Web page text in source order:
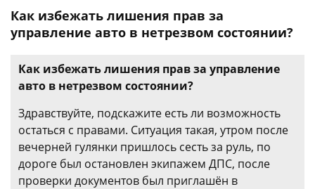
Как избежать лишения прав за
управление авто в нетрезвом состоянии?
Как избежать лишения прав за управление
авто в нетрезвом состоянии?
Здравствуйте, подскажите есть ли возможность
остаться с правами. Ситуация такая, утром после
вечерней гулянки пришлось сесть за руль, по
дороге был остановлен экипажем ДПС, после
проверки документов был приглашён в